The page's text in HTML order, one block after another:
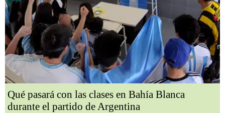
Qué pasará con las clases en Bahía Blanca
durante el partido de Argentina